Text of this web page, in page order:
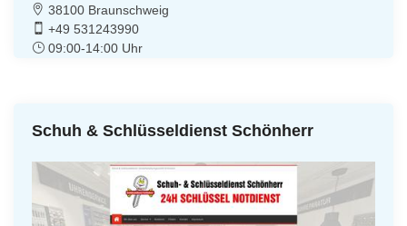
38100 Braunschweig
+49 531243990
09:00-14:00 Uhr
Schuh & Schlüsseldienst Schönherr